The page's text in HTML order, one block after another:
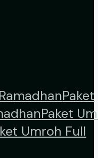
Paket
Paket
Umroh Full